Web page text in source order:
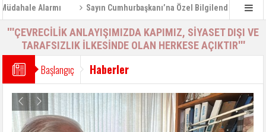
Alarmı Sayın Cumhurbaşkanı’na Özel Bilgilendirme Raporu (2)
'''ÇEVRECİLİK ANLAYIŞIMIZDA KAPIMIZ, SİYASET DIŞI VE
TARAFSIZLIK İLKESİNDE OLAN HERKESE AÇIKTIR'''
Başlangıç Haberler